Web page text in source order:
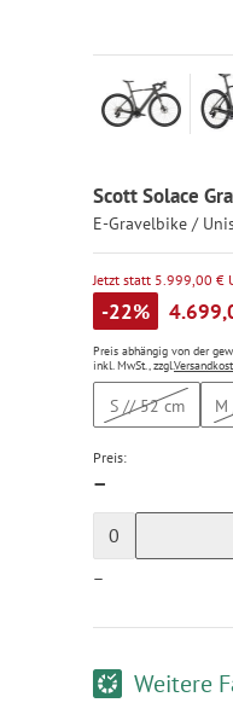
Scott Solace
E-Gravelbike /
Jetzt statt 5.999,00 €
-22%
Preis abhängig von der
inkl. MwSt., zzgl.
S // 52 cm
Preis:
—
0
—
Weitere